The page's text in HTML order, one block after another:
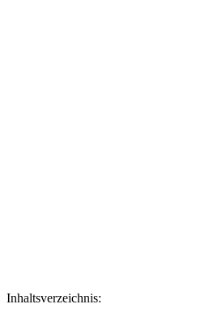
Inhaltsverzeichnis: